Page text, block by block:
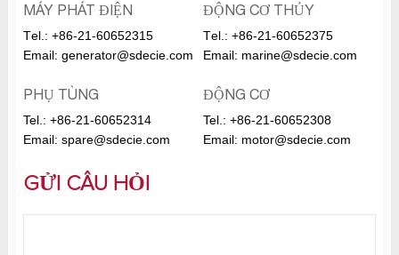
MÁY PHÁT ĐIỆN
Тel.: +86-21-60652315
Email: generator@sdecie.com
ĐỘNG CƠ THỦY
Тel.: +86-21-60652375
Email: marine@sdecie.com
PHỤ TÙNG
Tel.: +86-21-60652314
Email: spare@sdecie.com
ĐỘNG CƠ
Tel.: +86-21-60652308
Email: motor@sdecie.com
GỬI CÂU HỎI